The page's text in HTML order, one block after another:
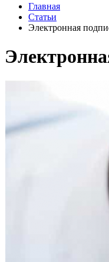
Главная
Статьи
Электронная